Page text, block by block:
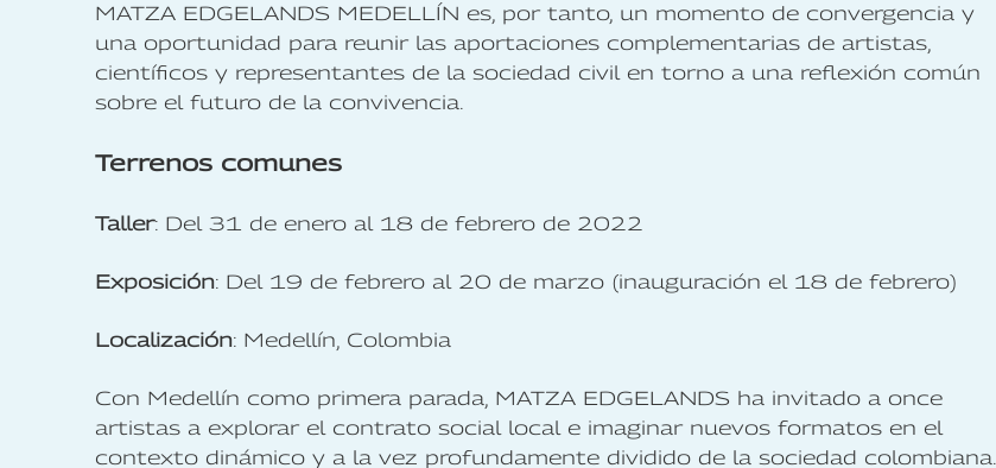
MATZA EDGELANDS MEDELLÍN es, por tanto, un momento de convergencia y
una oportunidad para reunir las aportaciones complementarias de artistas,
científicos y representantes de la sociedad civil en torno a una reflexión común
sobre el futuro de la convivencia.
Terrenos comunes
Taller: Del 31 de enero al 18 de febrero de 2022
Exposición: Del 19 de febrero al 20 de marzo (inauguración el 18 de febrero)
Localización: Medellín, Colombia
Con Medellín como primera parada, MATZA EDGELANDS ha invitado a once
artistas a explorar el contrato social local e imaginar nuevos formatos en el
contexto dinámico y a la vez profundamente dividido de la sociedad colombiana.